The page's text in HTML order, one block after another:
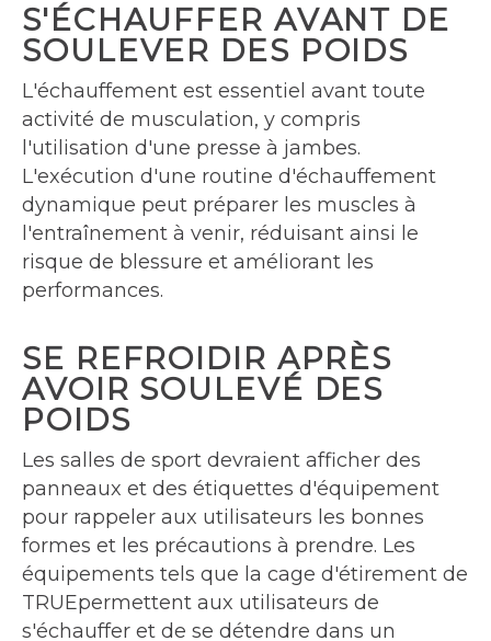
S'ÉCHAUFFER AVANT DE
SOULEVER DES POIDS
L'échauffement est essentiel avant toute
activité de musculation, y compris
l'utilisation d'une presse à jambes.
L'exécution d'une routine d'échauffement
dynamique peut préparer les muscles à
l'entraînement à venir, réduisant ainsi le
risque de blessure et améliorant les
performances.
SE REFROIDIR APRÈS
AVOIR SOULEVÉ DES
POIDS
Les salles de sport devraient afficher des
panneaux et des étiquettes d'équipement
pour rappeler aux utilisateurs les bonnes
formes et les précautions à prendre. Les
équipements tels que la cage d'étirement de
TRUEpermettent aux utilisateurs de
s'échauffer et de se détendre dans un